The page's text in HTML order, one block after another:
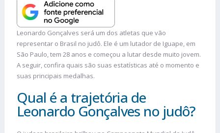
Leonardo Gonçalves será um dos atletas que vão
representar o Brasil no judô. Ele é um lutador de Iguape, em
São Paulo, tem 28 anos e começou a lutar desde muito jovem.
A seguir, confira quais são suas estatísticas até o momento e
suas principais medalhas.
Qual é a trajetória de
Leonardo Gonçalves no judô?